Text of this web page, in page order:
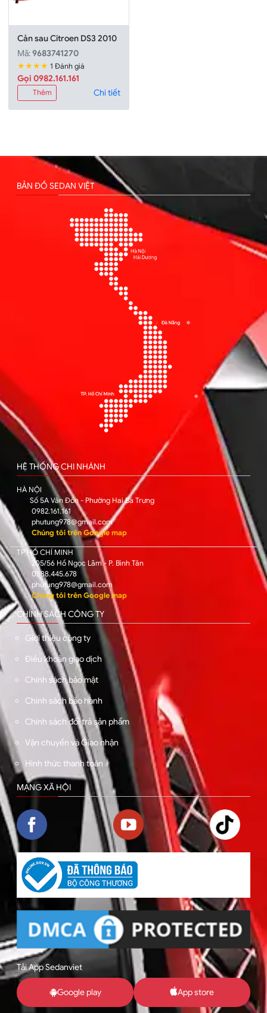
Cản sau Citroen DS3 2010
Mã:9683741270
★★★★ 1 Đánh giá
Gọi 0982.161.161
Thêm Chi tiết
BẢN ĐỒ SEDAN VIỆT
HỆ THỐNG CHI NHÁNH
HÀ NỘI
Số 5A Vân Đồn - Phường Hai Bà Trưng
0982.161.161
phutung978@gmail.com
Chúng tôi trên Google map
TP HỒ CHÍ MINH
205/56 Hồ Ngọc Lãm - P. Bình Tân
0588.445.678
phutung978@gmail.com
Chúng tôi trên Google map
CHÍNH SÁCH CÔNG TY
Giới thiệu công ty
Điều khoản giao dịch
Chính sách bảo mật
Chính sách bảo hành
Chính sách đổi trả sản phẩm
Vận chuyển và Giao nhận
Hình thức thanh toán
MẠNG XÃ HỘI
Tải App Sedanviet
Google play App store